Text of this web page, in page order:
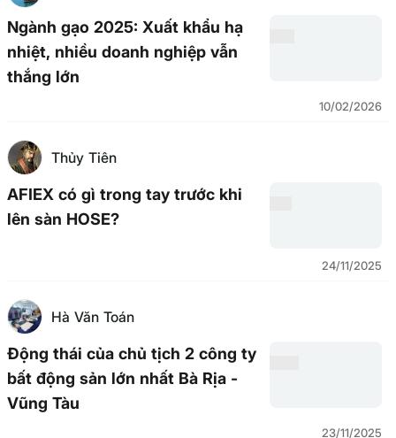
Ngành gạo 2025: Xuất khẩu hạ
nhiệt, nhiều doanh nghiệp vẫn
thắng lớn
10/02/2026
Thủy Tiên
AFIEX có gì trong tay trước khi
lên sàn HOSE?
24/11/2025
Hà Văn Toán
Động thái của chủ tịch 2 công ty
bất động sản lớn nhất Bà Rịa -
Vũng Tàu
23/11/2025